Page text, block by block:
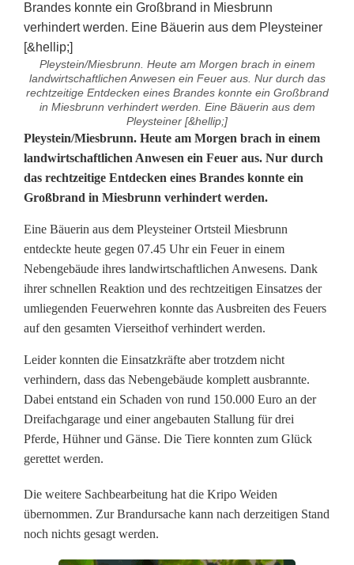
Pleystein/Miesbrunn. Heute am Morgen brach in einem
landwirtschaftlichen Anwesen ein Feuer aus. Nur durch das
rechtzeitige Entdecken eines Brandes konnte ein Großbrand
in Miesbrunn verhindert werden. Eine Bäuerin aus dem
Pleysteiner [&hellip;]
S
t
a
l
l
i
n
M
i
e
s
r
u
Pleystein/Miesbrunn. Heute am Morgen brach in einem
landwirtschaftlichen Anwesen ein Feuer aus. Nur durch
das rechtzeitige Entdecken eines Brandes konnte ein
Großbrand in Miesbrunn verhindert werden.
Eine Bäuerin aus dem Pleysteiner Ortsteil Miesbrunn
entdeckte heute gegen 07.45 Uhr ein Feuer in einem
Nebengebäude ihres landwirtschaftlichen Anwesens. Dank
ihrer schnellen Reaktion und des rechtzeitigen Einsatzes der
umliegenden Feuerwehren konnte das Ausbreiten des Feuers
auf den gesamten Vierseithof verhindert werden.
Leider konnten die Einsatzkräfte aber trotzdem nicht
verhindern, dass das Nebengebäude komplett ausbrannte.
Dabei entstand ein Schaden von rund 150.000 Euro an der
Dreifachgarage und einer angebauten Stallung für drei
Pferde, Hühner und Gänse. Die Tiere konnten zum Glück
gerettet werden.
Die weitere Sachbearbeitung hat die Kripo Weiden
übernommen. Zur Brandursache kann nach derzeitigen Stand
noch nichts gesagt werden.